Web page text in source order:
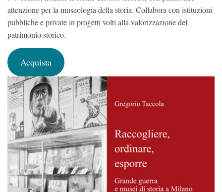
attenzione per la museologia della storia. Collabora con istituzioni
pubbliche e private in progetti volti alla valorizzazione del
patrimonio storico.
Acquista